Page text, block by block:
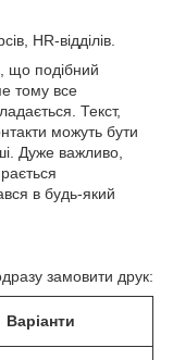
HR-відділів.
що подібний
тому все
Текст,
можуть бути
Дуже важливо,
в будь-який
замовити друк:
Варіанти